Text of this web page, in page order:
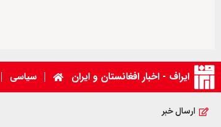
ایراف - اخبار افغانستان و ایران سیاسی
ارسال خبر